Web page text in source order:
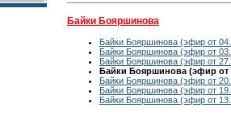
Байки Бояршинова
Байки Бояршинова (эфир от
Байки Бояршинова (эфир от
Байки Бояршинова (эфир от
Байки Бояршинова (эфир от
Байки Бояршинова (эфир от
Байки Бояршинова (эфир от
Байки Бояршинова (эфир от